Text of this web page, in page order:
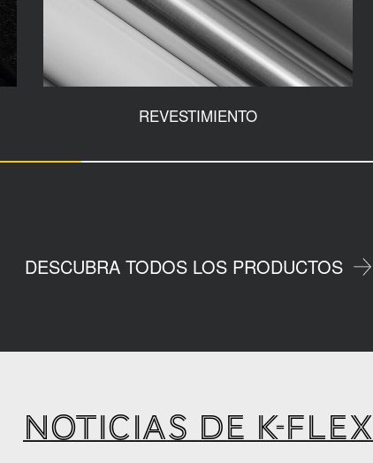
REVESTIMIENTO
DESCUBRA TODOS LOS PRODUCTOS
NOTICIAS DE K-FLEX